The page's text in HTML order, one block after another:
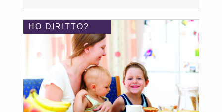
HO DIRITTO?